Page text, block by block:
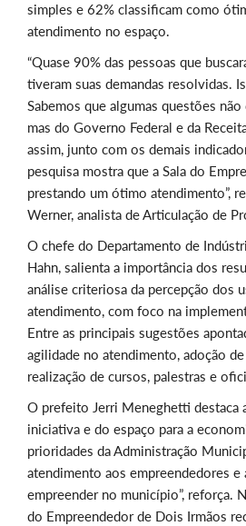
simples e 62% classificam como
atendimento no espaço.
“Quase 90% das pessoas que
tiveram suas demandas resolvidas.
Sabemos que algumas questões não
mas do Governo Federal e da
assim, junto com os demais
pesquisa mostra que a Sala do
prestando um ótimo atendimento”,
Werner, analista de Articulação de
O chefe do Departamento de
Hahn, salienta a importância dos
análise criteriosa da percepção dos
atendimento, com foco na
Entre as principais sugestões
agilidade no atendimento, adoção
realização de cursos, palestras e
O prefeito Jerri Meneghetti destaca
iniciativa e do espaço para a
prioridades da Administração
atendimento aos empreendedores e
empreender no município”, reforça.
do Empreendedor de Dois Irmãos